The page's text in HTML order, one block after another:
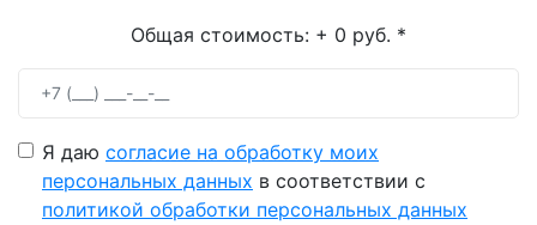
Общая стоимость: + 0 руб. *
Я даю согласие на обработку моих
персональных данных в соответствии с
политикой обработки персональных данных